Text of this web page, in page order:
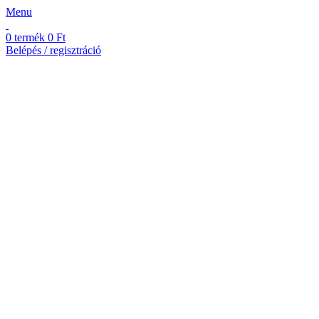
Menu
0 termék 0 Ft
Belépés / regisztráció